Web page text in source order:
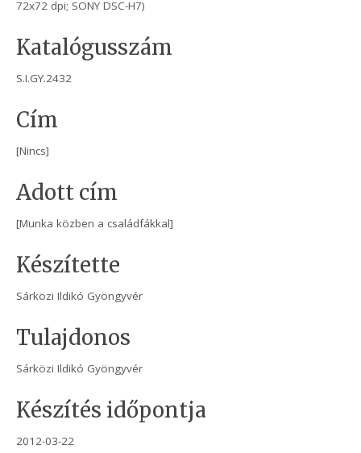
72x72 dpi; SONY DSC-H7)
Katalógusszám
S.I.GY.2432
Cím
[Nincs]
Adott cím
[Munka közben a családfákkal]
Készítette
Sárközi Ildikó Gyöngyvér
Tulajdonos
Sárközi Ildikó Gyöngyvér
Készítés időpontja
2012-03-22